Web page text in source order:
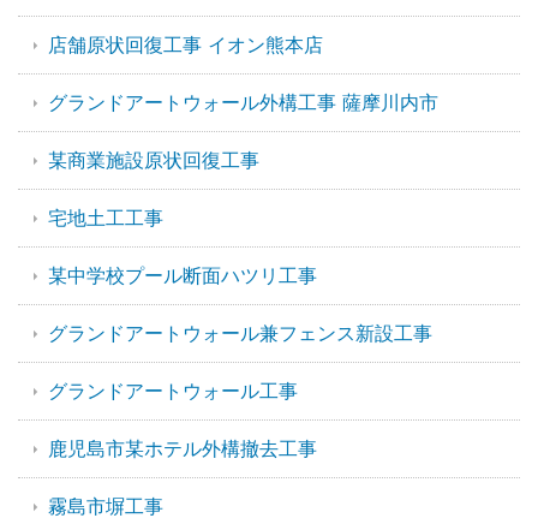
店舗原状回復工事 イオン熊本店
グランドアートウォール外構工事 薩摩川内市
某商業施設原状回復工事
宅地土工工事
某中学校プール断面ハツリ工事
グランドアートウォール兼フェンス新設工事
グランドアートウォール工事
鹿児島市某ホテル外構撤去工事
霧島市塀工事